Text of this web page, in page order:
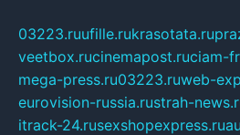
03223.ruufille.rukrasotata.ru
veetbox.rucinemapost.ruciam-
mega-press.ru03223.ruweb-
eurovision-russia.rustrah-
itrack-24.rusexshopexpress.ru